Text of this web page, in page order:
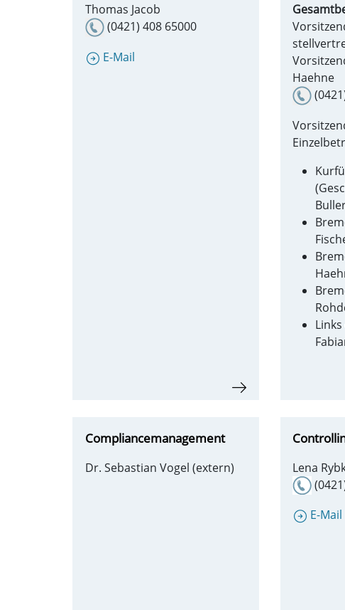
Thomas Jacob
(0421) 408 65000
E-Mail
Haehne
Compliancemanagement
Dr. Sebastian Vogel (extern)
Lena
E-Mail